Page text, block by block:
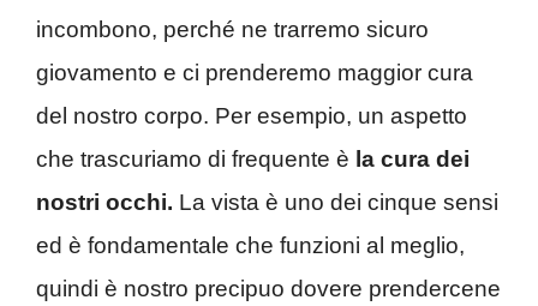
incombono, perché ne trarremo sicuro
giovamento e ci prenderemo maggior cura
del nostro corpo. Per esempio, un aspetto
che trascuriamo di frequente è la cura dei
nostri occhi. La vista è uno dei cinque sensi
ed è fondamentale che funzioni al meglio,
quindi è nostro precipuo dovere prendercene